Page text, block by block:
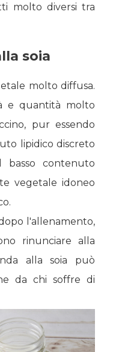
molto diversi tra
soia
molto diffusa.
e quantità molto
pur essendo
lipidico discreto
contenuto
vegetale idoneo
l'allenamento,
rinunciare alla
alla soia può
da chi soffre di